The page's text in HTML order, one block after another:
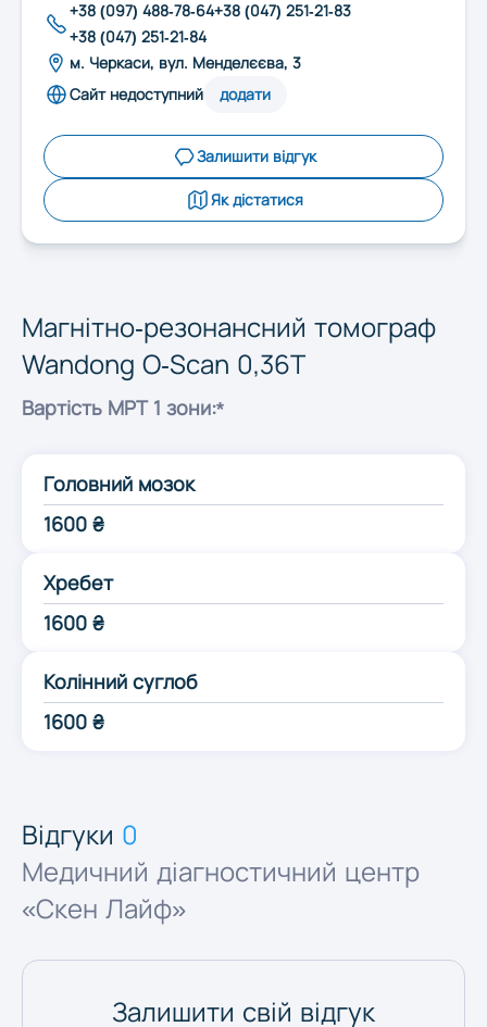
Запоріжжя
Івано-Франківськ
Кропивницький
Львів
Одеса
Полтава
Суми
Ужгород
Херсон
+38 (097) 488-78-64+38 (047) 251-21-83
+38 (047) 251-21-84
м. Черкаси, вул. Менделєєва, 3
Сайт недоступний
додати
Залишити відгук
Як дістатися
Магнітно-резонансний томограф
Wandong O-Scan 0,36T
Вартість МРТ 1 зони:*
Головний мозок
1600 ₴
Хребет
1600 ₴
Колінний суглоб
1600 ₴
Відгуки 0
Медичний діагностичний центр
«Скен Лайф»
Залишити свій відгук